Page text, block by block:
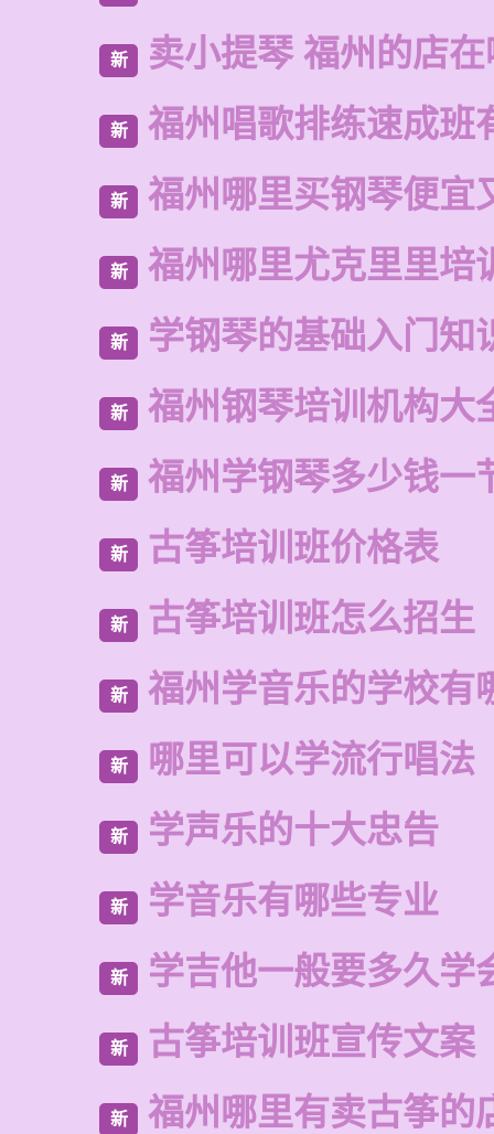
新 卖小提琴 福州的店
新 福州唱歌排练速成班
新 福州哪里买钢琴便宜
新 福州哪里尤克里里培
新 学钢琴的基础入门知
新 福州钢琴培训机构大
新 福州学钢琴多少钱一
新 古筝培训班价格表
新 古筝培训班怎么招生
新 福州学音乐的学校有
新 哪里可以学流行唱法
新 学声乐的十大忠告
新 学音乐有哪些专业
新 学吉他一般要多久学
新 古筝培训班宣传文案
新 福州哪里有卖古筝的